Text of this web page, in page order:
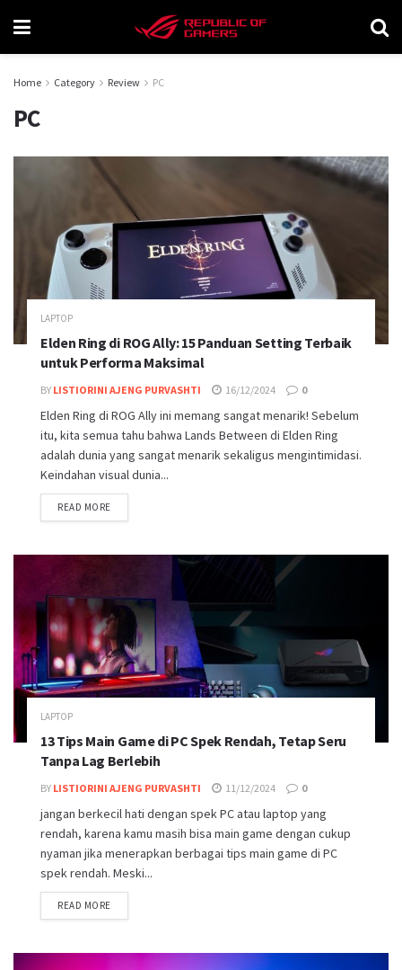
Home Category Review PC
PC
LAPTOP
Elden Ring di ROG Ally: 15 Panduan Setting Terbaik
untuk Performa Maksimal
BY LISTIORINI AJENG PURVASHTI 16/12/2024 0
Elden Ring di ROG Ally ini memang sangat menarik! Sebelum
itu, kita semua tahu bahwa Lands Between di Elden Ring
adalah dunia yang sangat menarik sekaligus mengintimidasi.
Keindahan visual dunia...
READ MOREDETAILS
LAPTOP
13 Tips Main Game di PC Spek Rendah, Tetap Seru
Tanpa Lag Berlebih
BY LISTIORINI AJENG PURVASHTI 11/12/2024 0
jangan berkecil hati dengan spek PC atau laptop yang
rendah, karena kamu masih bisa main game dengan cukup
nyaman jika menerapkan berbagai tips main game di PC
spek rendah. Meski...
READ MOREDETAILS